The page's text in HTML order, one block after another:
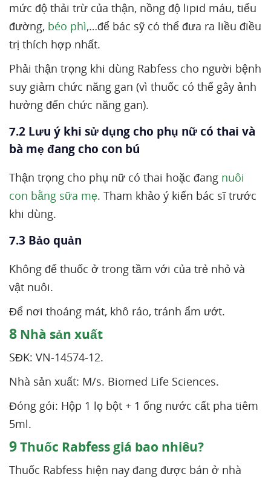
mức độ thải trừ của thận, nồng độ lipid máu, tiểu
đường, béo phì,…để bác sỹ có thể đưa ra liều điều
trị thích hợp nhất.
Phải thận trọng khi dùng Rabfess cho người bệnh
suy giảm chức năng gan (vì thuốc có thể gây ảnh
hưởng đến chức năng gan).
7.2 Lưu ý khi sử dụng cho phụ nữ có thai và
bà mẹ đang cho con bú
Thận trọng cho phụ nữ có thai hoặc đang nuôi
con bằng sữa mẹ. Tham khảo ý kiến bác sĩ trước
khi dùng.
7.3 Bảo quản
Không để thuốc ở trong tầm với của trẻ nhỏ và
vật nuôi.
Để nơi thoáng mát, khô ráo, tránh ẩm ướt.
8 Nhà sản xuất
SĐK: VN-14574-12.
Nhà sản xuất: M/s. Biomed Life Sciences.
Đóng gói: Hộp 1 lọ bột + 1 ống nước cất pha tiêm
5ml.
9Thuốc Rabfess giá bao nhiêu?
Thuốc Rabfess hiện nay đang được bán ở nhà